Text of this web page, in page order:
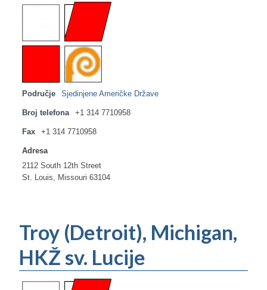
Područje Sjedinjene Američke Države
Broj telefona +1 314 7710958
Fax +1 314 7710958
Adresa
2112 South 12th Street
St. Louis, Missouri 63104
Troy (Detroit), Michigan,
HKŽ sv. Lucije